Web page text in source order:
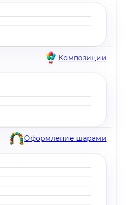
Композиции
Оформление шарами